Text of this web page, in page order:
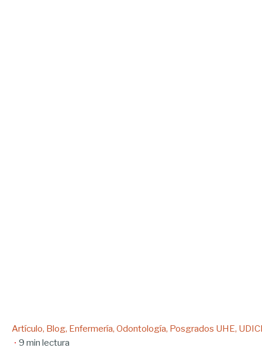
Artículo Blog Enfermería Odontología Posgrados UHE
9 min lectura